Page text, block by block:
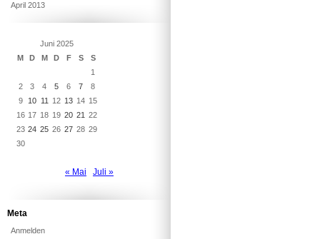
April 2013
Juni 2025
M
D M D F S
S
1
2
3 4 5 6 7
8
9
10 11 12 13 14 15
16 17 18 19 20 21
22
23 24 25 26 27 28 29
30
« Mai Juli »
Meta
Anmelden